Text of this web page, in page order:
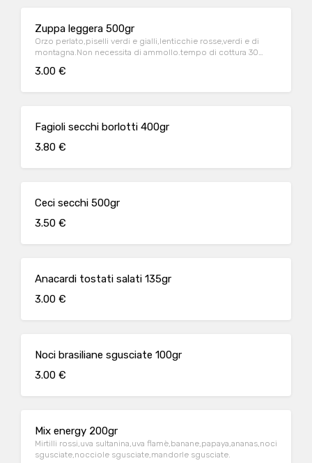
Zuppa leggera 500gr
Orzo perlato,piselli verdi e gialli,lenticchie rosse,verdi e di
montagna.Non necessita di ammollo.tempo di cottura 30
3.00 €
Fagioli secchi borlotti 400gr
3.80 €
Ceci secchi 500gr
3.50 €
Anacardi tostati salati 135gr
3.00 €
Noci brasiliane sgusciate 100gr
3.00 €
Mix energy 200gr
Mirtilli rossi,uva sultanina,uva flamè,banane,papaya,ananas,noci
sgusciate,nocciole sgusciate,mandorle sgusciate.